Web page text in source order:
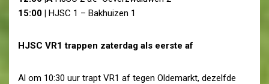
15:00 | HJSC 1 – Bakhuizen 1
HJSC VR1 trappen zaterdag als eerste af
Al om 10:30 uur trapt VR1 af tegen Oldemarkt, dezelfde